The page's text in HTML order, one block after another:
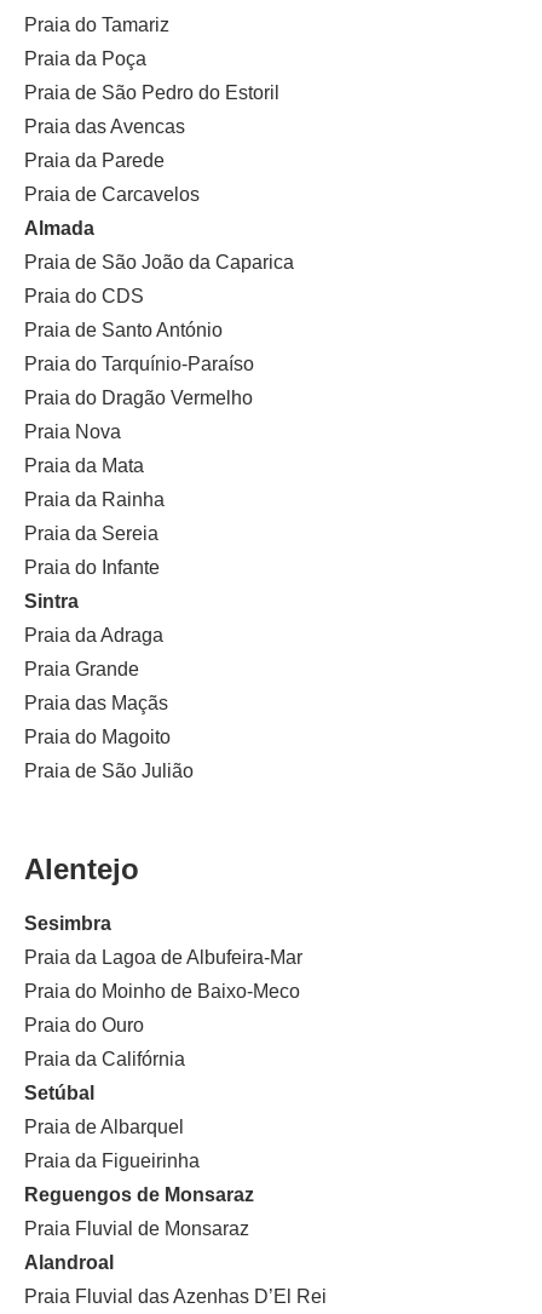
Praia do Tamariz
Praia da Poça
Praia de São Pedro do Estoril
Praia das Avencas
Praia da Parede
Praia de Carcavelos
Almada
Praia de São João da Caparica
Praia do CDS
Praia de Santo António
Praia do Tarquínio-Paraíso
Praia do Dragão Vermelho
Praia Nova
Praia da Mata
Praia da Rainha
Praia da Sereia
Praia do Infante
Sintra
Praia da Adraga
Praia Grande
Praia das Maçãs
Praia do Magoito
Praia de São Julião
Alentejo
Sesimbra
Praia da Lagoa de Albufeira-Mar
Praia do Moinho de Baixo-Meco
Praia do Ouro
Praia da Califórnia
Setúbal
Praia de Albarquel
Praia da Figueirinha
Reguengos de Monsaraz
Praia Fluvial de Monsaraz
Alandroal
Praia Fluvial das Azenhas D’El Rei